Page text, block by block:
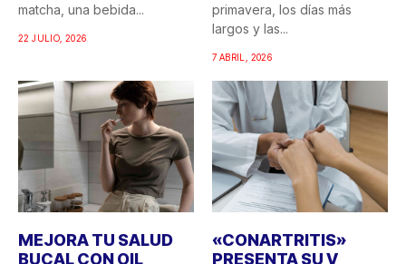
matcha, una bebida...
22 JULIO, 2026
primavera, los días más
largos y las...
7 ABRIL, 2026
MEJORA TU SALUD
BUCAL CON OIL
«CONARTRITIS»
PRESENTA SU V